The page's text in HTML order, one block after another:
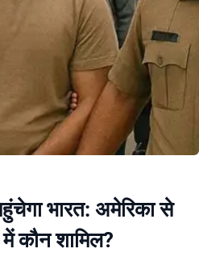
भारत: अमेरिका से
कौन शामिल?